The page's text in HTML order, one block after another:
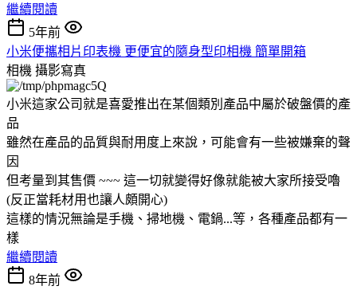
繼續閱讀
5年前
小米便攜相片印表機 更便宜的隨身型印相機 簡單開箱
相機 攝影寫真
小米這家公司就是喜愛推出在某個類別產品中屬於破盤價的產
品
雖然在產品的品質與耐用度上來說，可能會有一些被嫌棄的聲
因
但考量到其售價 ~~~ 這一切就變得好像就能被大家所接受嚕
(反正當耗材用也讓人頗開心)
這樣的情況無論是手機、掃地機、電鍋...等，各種產品都有一
樣
繼續閱讀
8年前